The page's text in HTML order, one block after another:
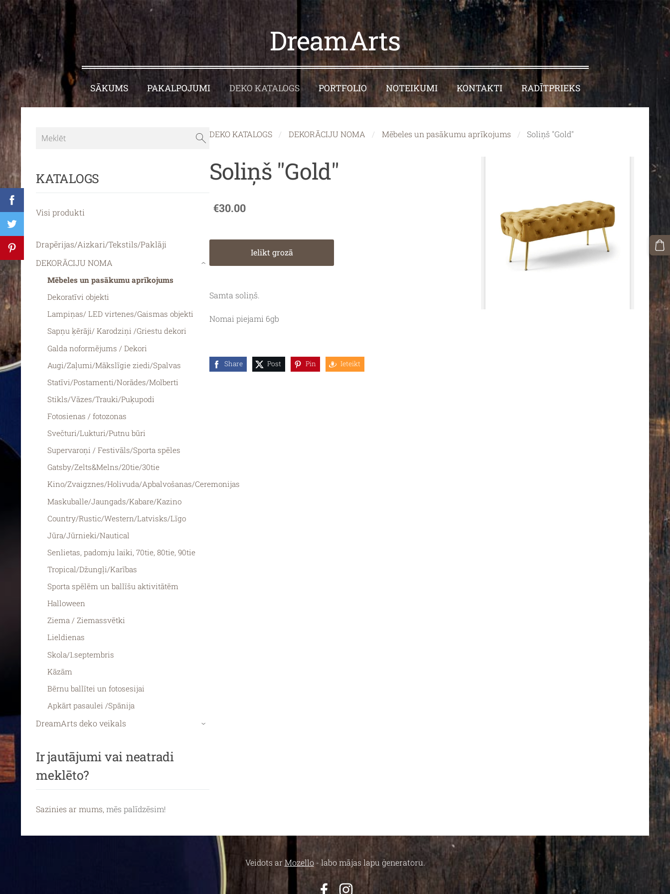
DreamArts
SĀKUMS PAKALPOJUMI DEKO KATALOGS PORTFOLIO NOTEIKUMI KONTAKTI RADĪTPRIEKS
KATALOGS
Visi produkti
Drapērijas/Aizkari/Tekstils/Paklāji
DEKORĀCIJU NOMA
Mēbeles un pasākumu aprīkojums
Dekoratīvi objekti
Lampiņas/ LED virtenes/Gaismas objekti
Sapņu ķērāji/ Karodziņi /Griestu dekori
Galda noformējums / Dekori
Augi/Zaļumi/Mākslīgie ziedi/Spalvas
Statīvi/Postamenti/Norādes/Molberti
Stikls/Vāzes/Trauki/Puķupodi
Fotosienas / fotozonas
Svečturi/Lukturi/Putnu būri
Supervaroņi / Festivāls/Sporta spēles
Gatsby/Zelts&Melns/20tie/30tie
Kino/Zvaigznes/Holivuda/Apbalvošanas/Ceremonijas
Maskuballe/Jaungads/Kabare/Kazino
Country/Rustic/Western/Latvisks/Līgo
Jūra/Jūrnieki/Nautical
Senlietas, padomju laiki, 70tie, 80tie, 90tie
Tropical/Džungļi/Karības
Sporta spēlēm un ballīšu aktivitātēm
Halloween
Ziema / Ziemassvētki
Lieldienas
Skola/1.septembris
Kāzām
Bērnu ballītei un fotosesijai
Apkārt pasaulei /Spānija
›
DreamArts deko veikals ›
Ir jautājumi vai neatradi
meklēto?
Sazinies ar mums, mēs palīdzēsim!
DEKO KATALOGS DEKORĀCIJU NOMA Mēbeles un pasākumu aprīkojums Soliņš "Gold"
Soliņš "Gold"
€30.00
Ielikt grozā
Samta soliņš.
Nomai piejami 6gb
Share Post Pin Ieteikt
Veidots ar Mozello- labo mājas lapu ģeneratoru.